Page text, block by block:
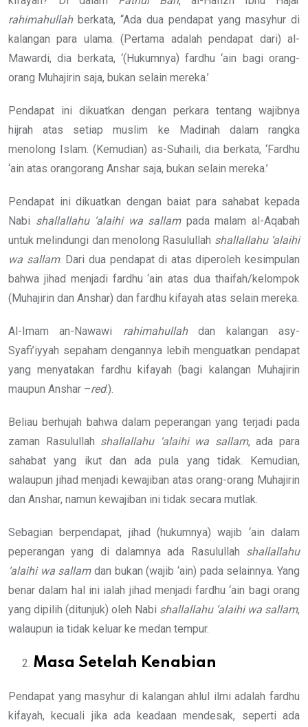
rahimahullahberkata, “Ada dua pendapat yang masyhur di
kalangan para ulama. (Pertama adalah pendapat dari) al-
Mawardi, dia berkata, ‘(Hukumnya) fardhu ‘ain bagi orang-
orang Muhajirin saja, bukan selain mereka.’
Pendapat ini dikuatkan dengan perkara tentang wajibnya
hijrah atas setiap muslim ke Madinah dalam rangka
menolong Islam. (Kemudian) as-Suhaili, dia berkata, ‘Fardhu
‘ain atas orangorang Anshar saja, bukan selain mereka.’
Pendapat ini dikuatkan dengan baiat para sahabat kepada
Nabi shallallahu ‘alaihi wa sallampada malam al-Aqabah
untuk melindungi dan menolong Rasulullah shallallahu ‘alaihi
wa sallam. Dari dua pendapat di atas diperoleh kesimpulan
bahwa jihad menjadi fardhu ‘ain atas dua thaifah/kelompok
(Muhajirin dan Anshar) dan fardhu kifayah atas selain mereka.
Al-Imam an-Nawawi rahimahullahdan kalangan asy-
Syafi’iyyah sepaham dengannya lebih menguatkan pendapat
yang menyatakan fardhu kifayah (bagi kalangan Muhajirin
maupun Anshar –red.).
Beliau berhujah bahwa dalam peperangan yang terjadi pada
zaman Rasulullah shallallahu ‘alaihi wa sallam, ada para
sahabat yang ikut dan ada pula yang tidak. Kemudian,
walaupun jihad menjadi kewajiban atas orang-orang Muhajirin
dan Anshar, namun kewajiban ini tidak secara mutlak.
Sebagian berpendapat, jihad (hukumnya) wajib ‘ain dalam
peperangan yang di dalamnya ada Rasulullah shallallahu
‘alaihi wa sallamdan bukan (wajib ‘ain) pada selainnya. Yang
benar dalam hal ini ialah jihad menjadi fardhu ‘ain bagi orang
yang dipilih (ditunjuk) oleh Nabi shallallahu ‘alaihi wa sallam,
walaupun ia tidak keluar ke medan tempur.
Masa Setelah Kenabian
Pendapat yang masyhur di kalangan ahlul ilmi adalah fardhu
kifayah, kecuali jika ada keadaan mendesak, seperti ada